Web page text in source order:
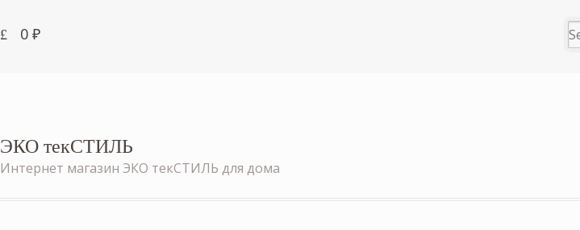
0₽
ЭКО текСТИЛЬ
Интернет магазин ЭКО текСТИЛЬ для дома